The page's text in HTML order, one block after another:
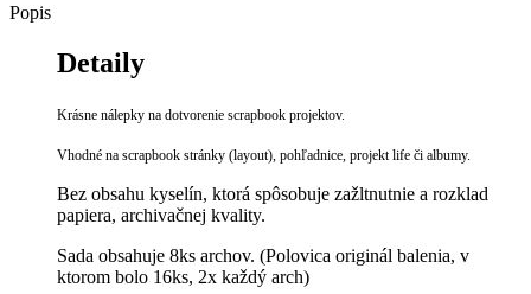
Popis
Detaily
Krásne nálepky na dotvorenie scrapbook projektov.
Vhodné na scrapbook stránky (layout), pohľadnice, projekt life či albumy.
Bez obsahu kyselín, ktorá spôsobuje zažltnutnie a rozklad
papiera, archivačnej kvality.
Sada obsahuje 8ks archov. (Polovica originál balenia, v
ktorom bolo 16ks, 2x každý arch)